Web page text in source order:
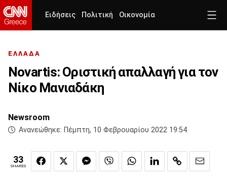
Ειδήσεις Πολιτική Οικονομία
ΕΛΛΑΔΑ
Novartis: Οριστική απαλλαγή για τον
Νίκο Μανιαδάκη
Newsroom
Ανανεώθηκε: Πέμπτη, 10 Φεβρουαρίου 2022 19:54
33
SHARES